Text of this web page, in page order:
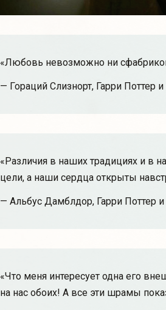
«Любовь невозможно ни
— Гораций Слизнорт, Гарри Поттер
«Различия в наших традициях и в
цели, а наши сердца открыты
— Альбус Дамблдор, Гарри Поттер и
«Что меня интересует одна его
на нас обоих! А все эти шрамы